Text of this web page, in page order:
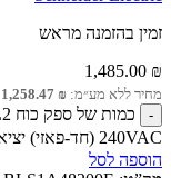
זמין בהזמנה מראש
1,485.00 ₪
מחיר ללא מע״מ: 1,258.47 ₪
240VAC (חד-פאזי) יציאה48 V DC
הוספה לסל